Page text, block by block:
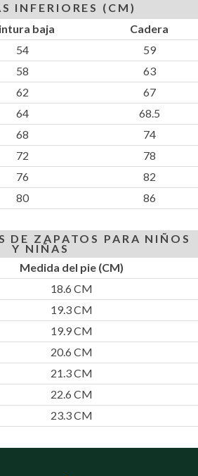
INFERIORES (CM)
baja
Cadera
54
59
58
63
62
67
64
68.5
68
74
72
78
76
82
80 86
DE ZAPATOS PARA NIÑOS
Y NIÑAS
Medida del pie (CM)
18.6 CM
19.3 CM
19.9 CM
20.6 CM
21.3 CM
22.6 CM
23.3 CM